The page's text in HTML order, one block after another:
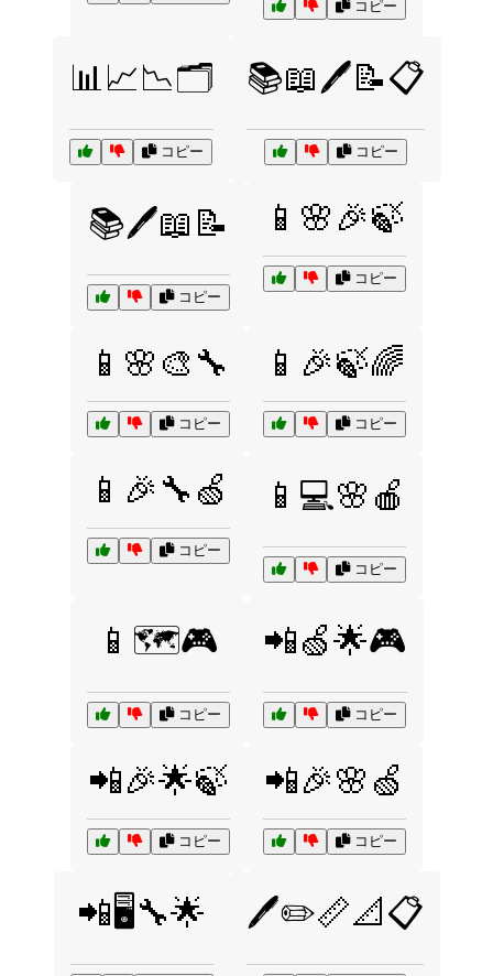
コピー
📊📈📉🗂️
コピー
📚📖🖊️📝📋
コピー
📚🖊️📖📝
コピー
📱🌸🎉🍃
コピー
📱🌸🎨🔧
コピー
📱🎉🍃🌈
コピー
📱🎉🔧🍏
コピー
📱💻🌸🍎
コピー
📱🗺️🎮
コピー
📲🍏🌟🎮
コピー
📲🎉🌟🍃
コピー
📲🎉🌸🍏
コピー
📲🖥️🔧🌟 🖊️✏️📏📐📋